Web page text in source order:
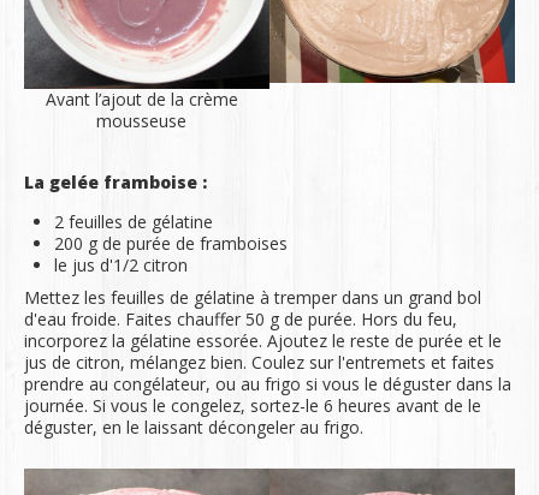
Avant l’ajout de la crème
mousseuse
La gelée framboise :
2 feuilles de gélatine
200 g de purée de framboises
le jus d'1/2 citron
Mettez les feuilles de gélatine à tremper dans un grand bol
d'eau froide. Faites chauffer 50 g de purée. Hors du feu,
incorporez la gélatine essorée. Ajoutez le reste de purée et le
jus de citron, mélangez bien. Coulez sur l'entremets et faites
prendre au congélateur, ou au frigo si vous le déguster dans la
journée. Si vous le congelez, sortez-le 6 heures avant de le
déguster, en le laissant décongeler au frigo.